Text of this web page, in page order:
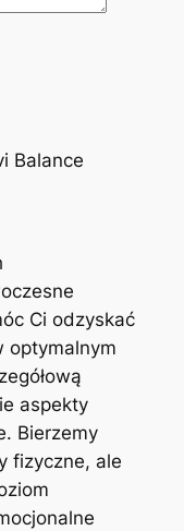
Ci odzyskać
optymalnym
aspekty
Bierzemy
fizyczne, ale